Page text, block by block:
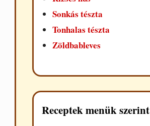
Sonkás tészta
Tonhalas tészta
Zöldbableves
Receptek menük szerint